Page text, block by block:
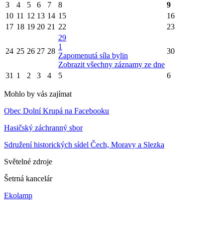
3
4 5 6 7 8
9
10 11 12 13 14 15
16
17 18 19 20 21 22 23
24 25 26 27 28
29
1
Zapomenutá síla bylin
Zobrazit všechny záznamy ze dne
30
31 1 2 3 4 5 6
Mohlo by vás zajímat
Obec Dolní Krupá na Facebooku
Hasičský záchranný sbor
Sdružení historických sídel Čech, Moravy a Slezka
Světelné zdroje
Šetrná kancelár
Ekolamp